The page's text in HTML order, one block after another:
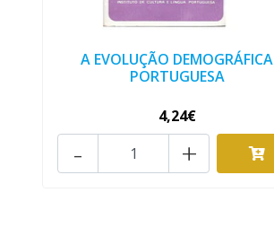
A EVOLUÇÃO DEMOGRÁFICA
PORTUGUESA
4,24€
+
-